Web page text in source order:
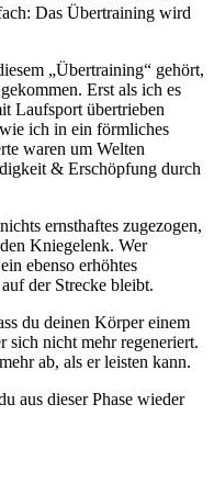
Das Übertraining wird
„Übertraining“ gehört,
Erst als ich es
Laufsport übertrieben
ich in ein förmliches
waren um Welten
& Erschöpfung durch
ernsthaftes zugezogen,
Kniegelenk. Wer
ebenso erhöhtes
der Strecke bleibt.
du deinen Körper einem
sich nicht mehr regeneriert.
ab, als er leisten kann.
aus dieser Phase wieder